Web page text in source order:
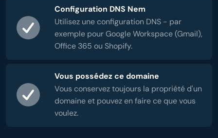
Configuration DNS Nem
Utilisez une configuration DNS - par
exemple pour Google Workspace (Gmail),
Office 365 ou Shopify.
Vous possédez ce domaine
Vous conservez toujours la propriété d'un
domaine et pouvez en faire ce que vous
voulez.